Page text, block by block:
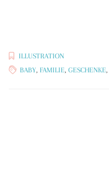
ILLUSTRATION
BABY, FAMILIE, GESCHENKE,